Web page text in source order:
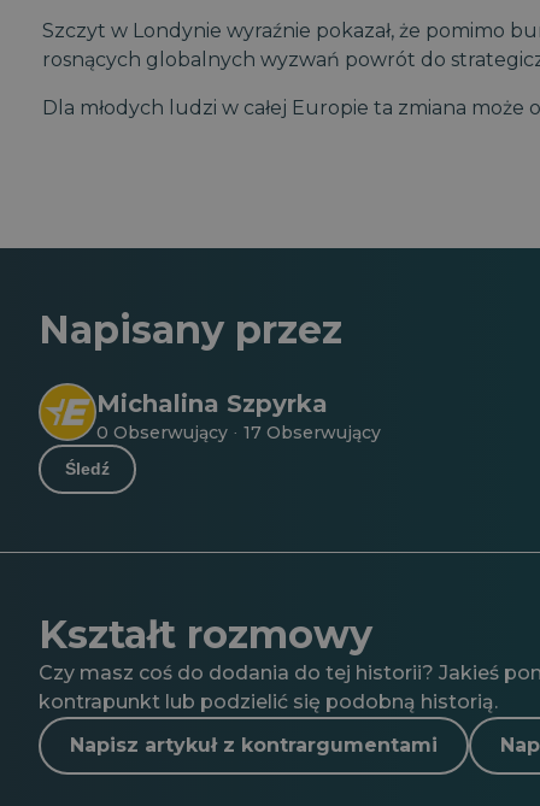
Szczyt w Londynie wyraźnie pokazał, że pomimo
rosnących globalnych wyzwań powrót do
Dla młodych ludzi w całej Europie ta zmiana
Napisany przez
Michalina Szpyrka
0 Obserwujący · 17 Obserwujący
Śledź
Kształt rozmowy
Czy masz coś do dodania do tej historii? Jakieś
kontrapunkt lub podzielić się podobną historią.
Napisz artykuł z kontrargumentami